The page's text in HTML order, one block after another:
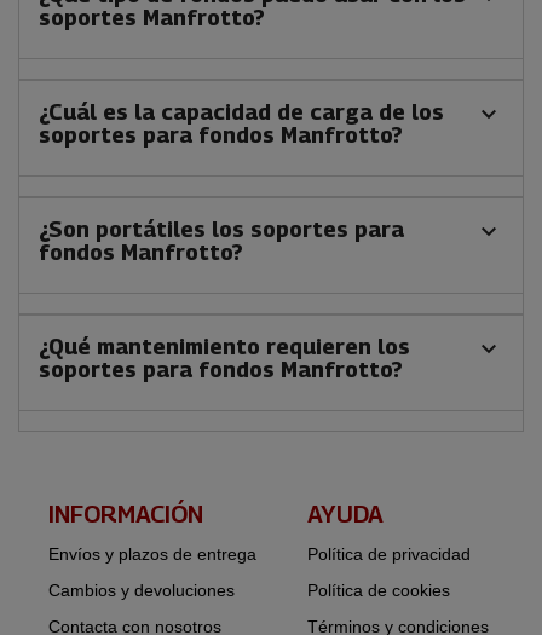
soportes Manfrotto?
¿Cuál es la capacidad de carga de los
soportes para fondos Manfrotto?
keyboard_arrow_down
¿Son portátiles los soportes para
fondos Manfrotto?
keyboard_arrow_down
¿Qué mantenimiento requieren los
soportes para fondos Manfrotto?
keyboard_arrow_down
INFORMACIÓN​
Envíos y plazos de entrega
Cambios y devoluciones
Contacta con nosotros
AYUDA
Política de privacidad
Política de cookies
Términos y condiciones